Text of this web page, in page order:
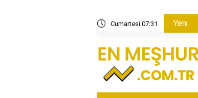
Cumartesi 07:31 Yeni